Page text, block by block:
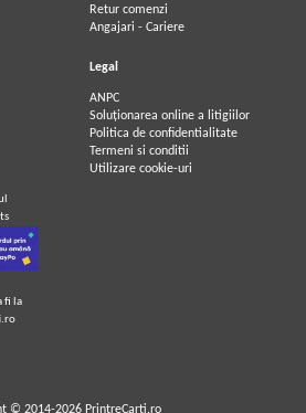
Retur comenzi
Angajari - Cariere
Legal
ANPC
Soluționarea online a litigiilor
Politica de confidentialitate
Termeni si conditii
Utilizare cookie-uri
fi la
© 2014-2026 PrintreCarti.ro